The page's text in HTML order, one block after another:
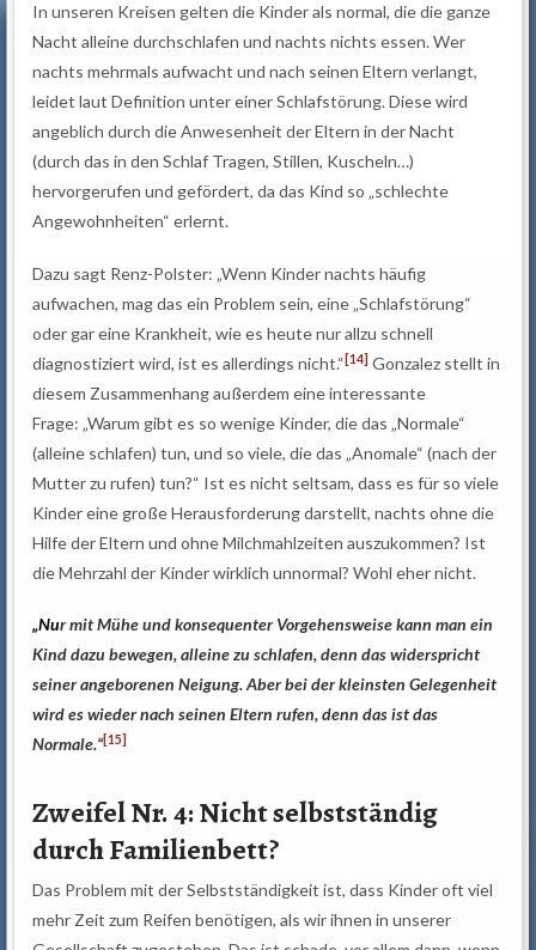
In unseren Kreisen gelten die Kinder als normal, die die ganze
Nacht alleine durchschlafen und nachts nichts essen. Wer
nachts mehrmals aufwacht und nach seinen Eltern verlangt,
leidet laut Definition unter einer Schlafstörung. Diese wird
angeblich durch die Anwesenheit der Eltern in der Nacht
(durch das in den Schlaf Tragen, Stillen, Kuscheln…)
hervorgerufen und gefördert, da das Kind so „schlechte
Angewohnheiten“ erlernt.
Dazu sagt Renz-Polster: „Wenn Kinder nachts häufig
aufwachen, mag das ein Problem sein, eine „Schlafstörung“
oder gar eine Krankheit, wie es heute nur allzu schnell
diagnostiziert wird, ist es allerdings nicht.“[14] Gonzalez stellt in
diesem Zusammenhang außerdem eine interessante
Frage: „Warum gibt es so wenige Kinder, die das „Normale“
(alleine schlafen) tun, und so viele, die das „Anomale“ (nach der
Mutter zu rufen) tun?“ Ist es nicht seltsam, dass es für so viele
Kinder eine große Herausforderung darstellt, nachts ohne die
Hilfe der Eltern und ohne Milchmahlzeiten auszukommen? Ist
die Mehrzahl der Kinder wirklich unnormal? Wohl eher nicht.
„Nur mit Mühe und konsequenter Vorgehensweise kann man ein
Kind dazu bewegen, alleine zu schlafen, denn das widerspricht
seiner angeborenen Neigung. Aber bei der kleinsten Gelegenheit
wird es wieder nach seinen Eltern rufen, denn das ist das
Normale.“[15]
Zweifel Nr. 4: Nicht selbstständig
durch Familienbett?
Das Problem mit der Selbstständigkeit ist, dass Kinder oft viel
mehr Zeit zum Reifen benötigen, als wir ihnen in unserer